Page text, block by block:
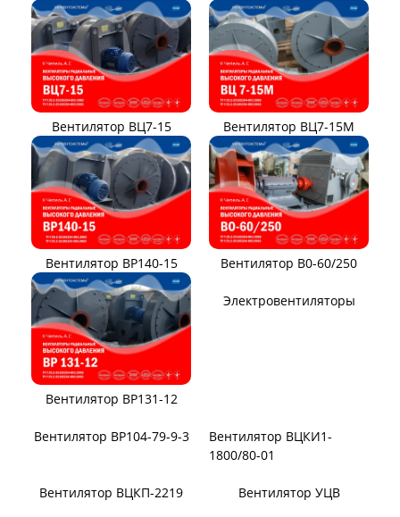
Вентилятор ВЦ7-15 Вентилятор ВЦ7-15М
Вентилятор ВР140-15 Вентилятор В0-60/250
Вентилятор ВР131-12